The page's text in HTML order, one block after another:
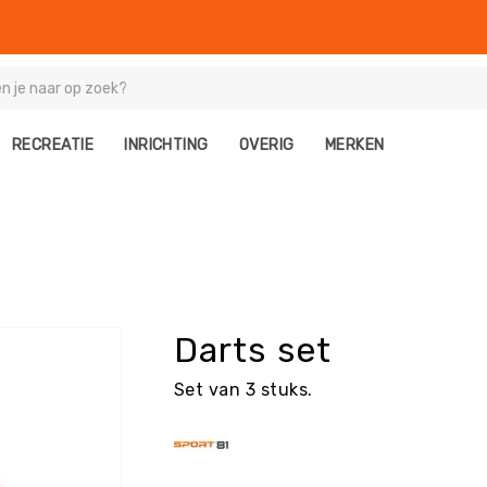
RECREATIE INRICHTING OVERIG MERKEN
Darts set
Set van 3 stuks.